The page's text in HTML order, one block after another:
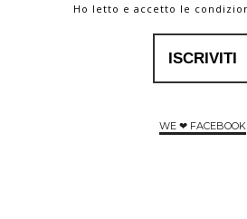
Ho letto e accetto le
WE ❤ FACEBOOK